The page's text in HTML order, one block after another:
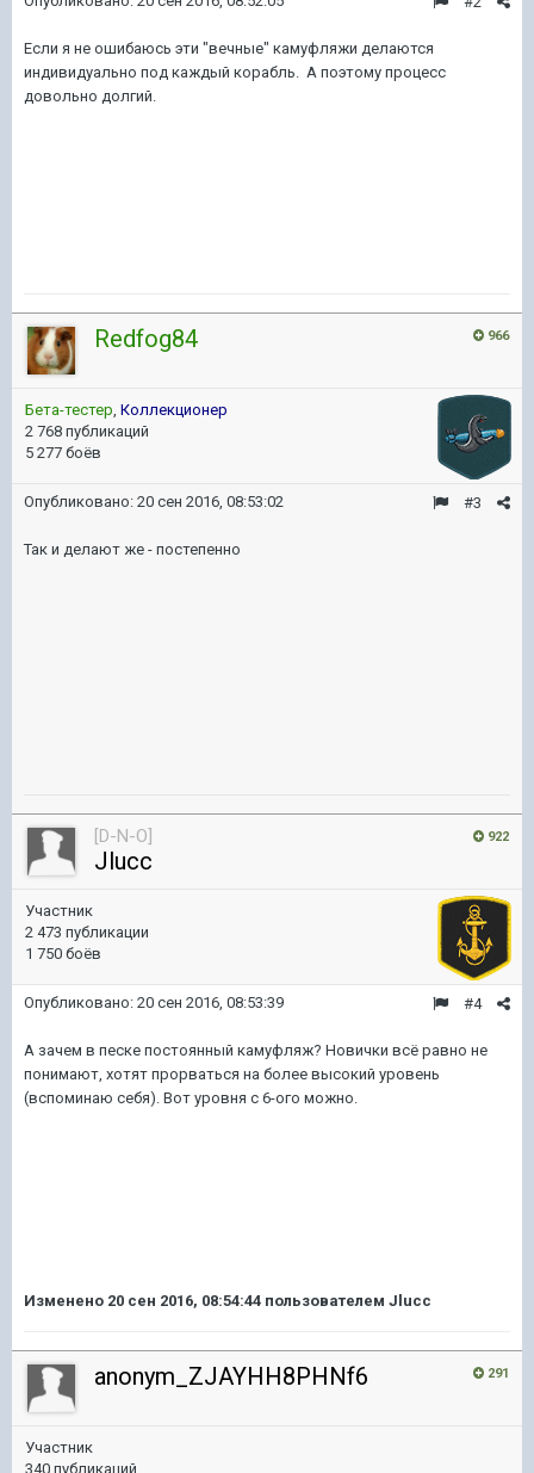
Если я не ошибаюсь эти "вечные" камуфляжи делаются
индивидуально под каждый корабль. А поэтому процесс
довольно долгий.
966
Redfog84
Бета-тестер, Коллекционер
2 768 публикаций
5 277 боёв
#3
Опубликовано: 20 сен 2016, 08:53:02
Так и делают же - постепенно
922
[D-N-O]
Jlucc
Участник
2 473 публикации
1 750 боёв
#4
Опубликовано: 20 сен 2016, 08:53:39
А зачем в песке постоянный камуфляж? Новички всё равно не
понимают, хотят прорваться на более высокий уровень
(вспоминаю себя). Вот уровня с 6-ого можно.
Изменено 20 сен 2016, 08:54:44 пользователем Jlucc
291
anonym_ZJAYHH8PHNf6
Участник
340 публикаций